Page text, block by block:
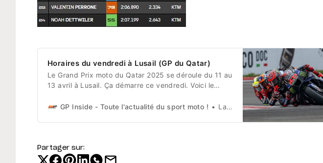
Horaires du vendredi à Lusail (GP du Qatar)
Le Grand Prix moto du Qatar 2025 se déroule du 11 au
13 avril à Lusail. Ça démarre ce vendredi. Voici le
décalage horaire ! Programme et Horaires ci-
GP Inside - Toute l'actualité du sport moto ! La Rédaction
Partager sur: